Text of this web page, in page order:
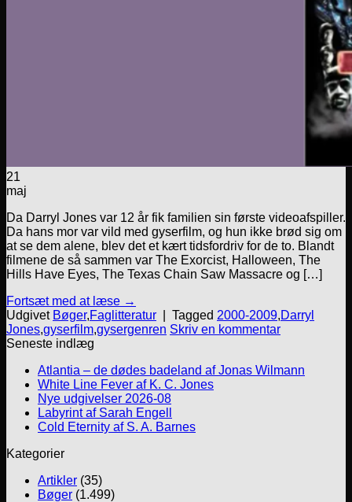
21
maj
Da Darryl Jones var 12 år fik familien sin første videoafspiller.
Da hans mor var vild med gyserfilm, og hun ikke brød sig om
at se dem alene, blev det et kært tidsfordriv for de to. Blandt
filmene de så sammen var The Exorcist, Halloween, The
Hills Have Eyes, The Texas Chain Saw Massacre og […]
Fortsæt med at læse →
Udgivet Bøger,Faglitteratur Tagged 2000-2009,Darryl
Jones,gyserfilm,gysergenren Skriv en kommentar
Seneste indlæg
Atlantia – de dødes badeland af Jonas Wilmann
White Line Fever af K. C. Jones
Nye udgivelser 2026-08
Labyrint af Sarah Engell
Cold Eternity af S. A. Barnes
Kategorier
Artikler (35)
Bøger (1.499)